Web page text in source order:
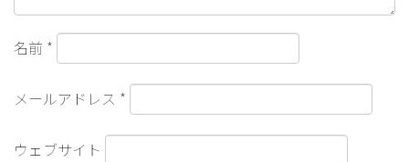
名前 *
メールアドレス *
ウェブサイト